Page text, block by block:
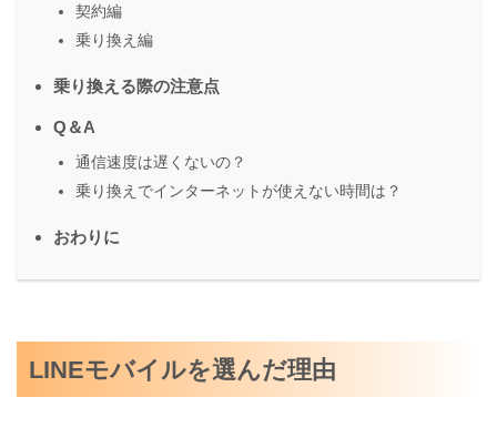
契約編
乗り換え編
乗り換える際の注意点
Q＆A
通信速度は遅くないの？
乗り換えでインターネットが使えない時間は？
おわりに
LINEモバイルを選んだ理由